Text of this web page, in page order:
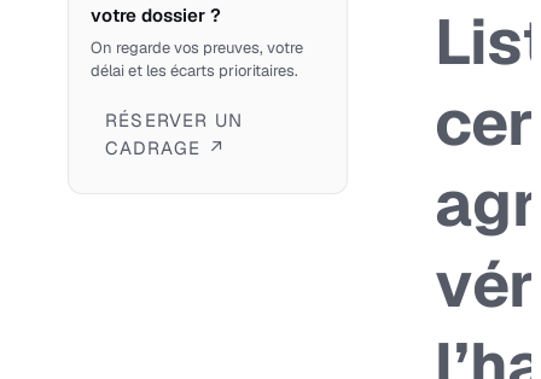
votre dossier ?
On regarde vos preuves, votre
délai et les écarts prioritaires.
RÉSERVER UN
CADRAGE ↗